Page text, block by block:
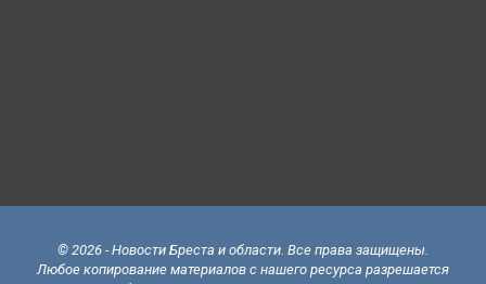
© 2026 - Новости Бреста и области. Все права защищены.
Любое копирование материалов с нашего ресурса разрешается